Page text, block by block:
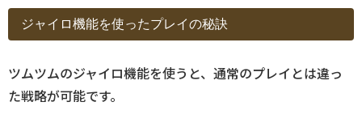
ジャイロ機能を使ったプレイの秘訣
ツムツムのジャイロ機能を使うと、通常のプレイとは違っ
た戦略が可能です。